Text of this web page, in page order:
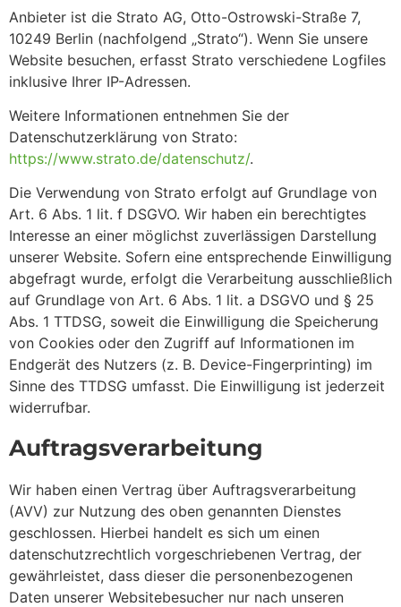
Anbieter ist die Strato AG, Otto-Ostrowski-Straße 7,
10249 Berlin (nachfolgend „Strato“). Wenn Sie unsere
Website besuchen, erfasst Strato verschiedene Logfiles
inklusive Ihrer IP-Adressen.
Weitere Informationen entnehmen Sie der
Datenschutzerklärung von Strato:
https://www.strato.de/datenschutz/.
Die Verwendung von Strato erfolgt auf Grundlage von
Art. 6 Abs. 1 lit. f DSGVO. Wir haben ein berechtigtes
Interesse an einer möglichst zuverlässigen Darstellung
unserer Website. Sofern eine entsprechende Einwilligung
abgefragt wurde, erfolgt die Verarbeitung ausschließlich
auf Grundlage von Art. 6 Abs. 1 lit. a DSGVO und § 25
Abs. 1 TTDSG, soweit die Einwilligung die Speicherung
von Cookies oder den Zugriff auf Informationen im
Endgerät des Nutzers (z. B. Device-Fingerprinting) im
Sinne des TTDSG umfasst. Die Einwilligung ist jederzeit
widerrufbar.
Auftragsverarbeitung
Wir haben einen Vertrag über Auftragsverarbeitung
(AVV) zur Nutzung des oben genannten Dienstes
geschlossen. Hierbei handelt es sich um einen
datenschutzrechtlich vorgeschriebenen Vertrag, der
gewährleistet, dass dieser die personenbezogenen
Daten unserer Websitebesucher nur nach unseren